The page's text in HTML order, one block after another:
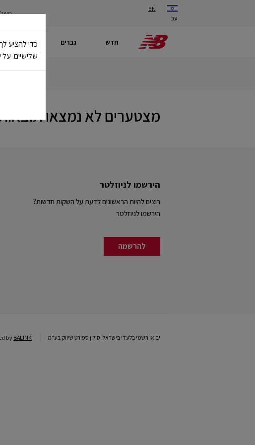
עב
EN
חדש גברים נשים
🔥 20% הנחה על כל הביגוד באתר
מצטערים לא נמצאו
הירשמו לניוזלטר
רוצים להיות הראשונים לדעת על השקות חדשות?
הירשמו לניוזלטר
להרשמה
יבואן רשמי בלעדי בישראל: סילון ספורט שיווק בע"מ byBALINK
כדי להציע
שלישיים.